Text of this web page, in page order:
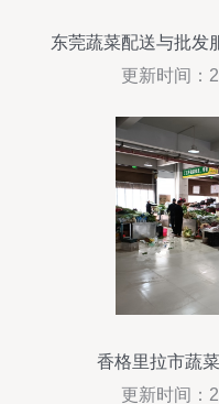
东莞蔬菜配送与批发
更新时间：
香格里拉市蔬
更新时间：